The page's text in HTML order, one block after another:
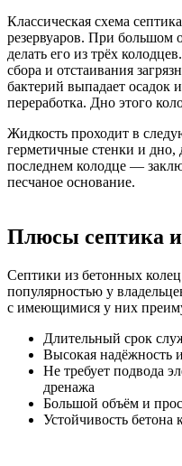
Классическая схема
резервуаров. При большом
делать его из трёх
сбора и отстаивания
бактерий выпадает осадок
переработка. Дно этого
Жидкость проходит в
герметичные стенки и дно,
последнем колодце —
песчаное основание.
Плюсы септика
Септики из бетонных
популярностью у
с имеющимися у них
Длительный срок
Высокая надёжность
Не требует подвода
дренажа
Большой объём и
Устойчивость бетона